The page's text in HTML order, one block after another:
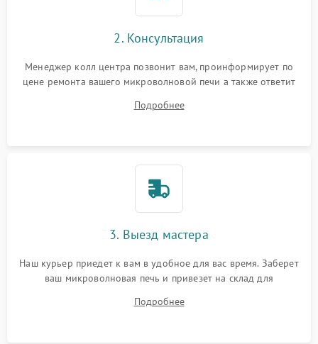
2. Консультация
Менеджер колл центра позвонит вам, проинформирует по
цене ремонта вашего микроволновой печи а также ответит
Подробнее
3. Выезд мастера
Наш курьер приедет к вам в удобное для вас время. Заберет
ваш микроволновая печь и привезет на склад для
Подробнее